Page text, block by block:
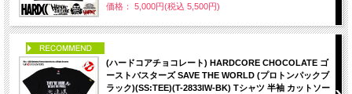
価格： 5,000円(税込 5,500円)
(ハードコアチョコレート) HARDCORE CHOCOLATE ゴ
ーストバスターズ SAVE THE WORLD (プロトンパックブ
ラック)(SS:TEE)(T-2833IW-BK) Tシャツ 半袖 カットソー